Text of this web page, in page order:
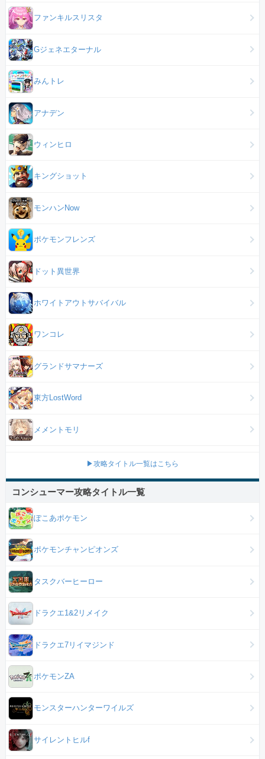
ファンキルスリスタ
Gジェネエターナル
みんトレ
アナデン
ウィンヒロ
キングショット
モンハンNow
ポケモンフレンズ
ドット異世界
ホワイトアウトサバイバル
ワンコレ
グランドサマナーズ
東方LostWord
メメントモリ
▶攻略タイトル一覧はこちら
コンシューマー攻略タイトル一覧
ぽこあポケモン
ポケモンチャンピオンズ
タスクバーヒーロー
ドラクエ1&2リメイク
ドラクエ7リイマジンド
ポケモンZA
モンスターハンターワイルズ
サイレントヒルf